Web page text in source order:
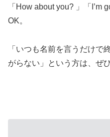
「How about you? 」「I’m
OK。
「いつも名前を言うだけで
がらない」という方は、ぜ